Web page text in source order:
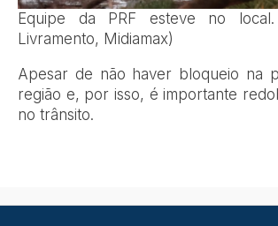
Equipe da PRF esteve no
Livramento, Midiamax)
Apesar de não haver bloqueio na
região e, por isso, é importante
no trânsito.